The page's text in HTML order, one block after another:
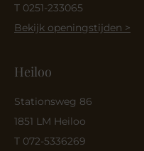
T 0251-233065
Bekijk openingstijden >
Heiloo
Stationsweg 86
1851 LM Heiloo
T 072-5336269